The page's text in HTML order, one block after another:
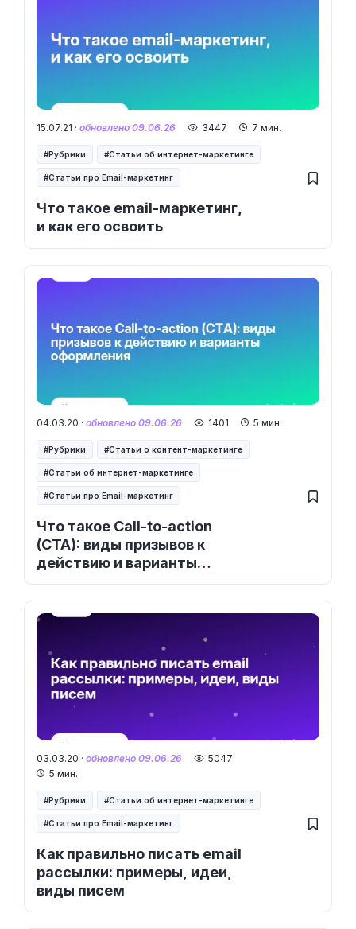
Что такое email-маркетинг,
и как его освоить
15.07.21 · обновлено 09.06.26 3447 7 мин.
Рубрики Статьи об интернет-маркетинге
Статьи про Email-маркетинг
Что такое Call-to-action
(CTA): виды призывов к
действию и варианты
оформления
04.03.20 · обновлено 09.06.26 1401 5 мин.
Рубрики Статьи о контент-маркетинге
Статьи об интернет-маркетинге
Статьи про Email-маркетинг
Как правильно писать email
рассылки: примеры, идеи,
виды писем
03.03.20 · обновлено 09.06.26
5047
5 мин.
Рубрики Статьи об интернет-маркетинге
Статьи про Email-маркетинг